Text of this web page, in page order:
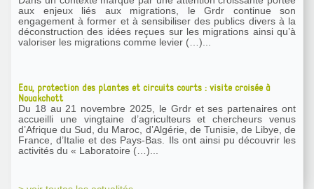
aux enjeux liés aux migrations, le Grdr continue son
engagement à former et à sensibiliser des publics divers à la
déconstruction des idées reçues sur les migrations ainsi qu’à
valoriser les migrations comme levier (…)...
Eau, protection des plantes et circuits courts : visite croisée à
Nouakchott
Du 18 au 21 novembre 2025, le Grdr et ses partenaires ont
accueilli une vingtaine d’agriculteurs et chercheurs venus
d’Afrique du Sud, du Maroc, d’Algérie, de Tunisie, de Libye, de
France, d’Italie et des Pays-Bas. Ils ont ainsi pu découvrir les
activités du « Laboratoire (…)...